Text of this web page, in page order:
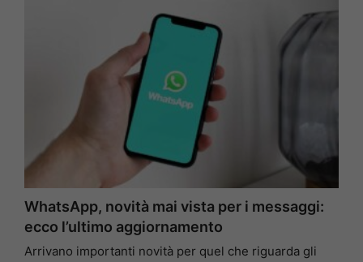
WhatsApp, novità mai vista per i messaggi:
ecco l’ultimo aggiornamento
Arrivano importanti novità per quel che riguarda gli